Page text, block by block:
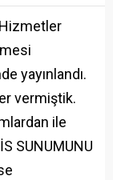
yayınlandı.
vermiştik.
ile
SUNUMUNU